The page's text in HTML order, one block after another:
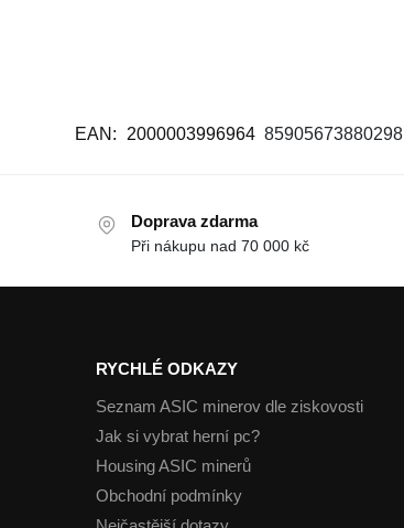
EAN: 2000003996964 85905673880298
Doprava zdarma
Při nákupu nad 70 000 kč
RYCHLÉ ODKAZY
Seznam ASIC minerov dle ziskovosti
Jak si vybrat herní pc?
Housing ASIC minerů
Obchodní podmínky